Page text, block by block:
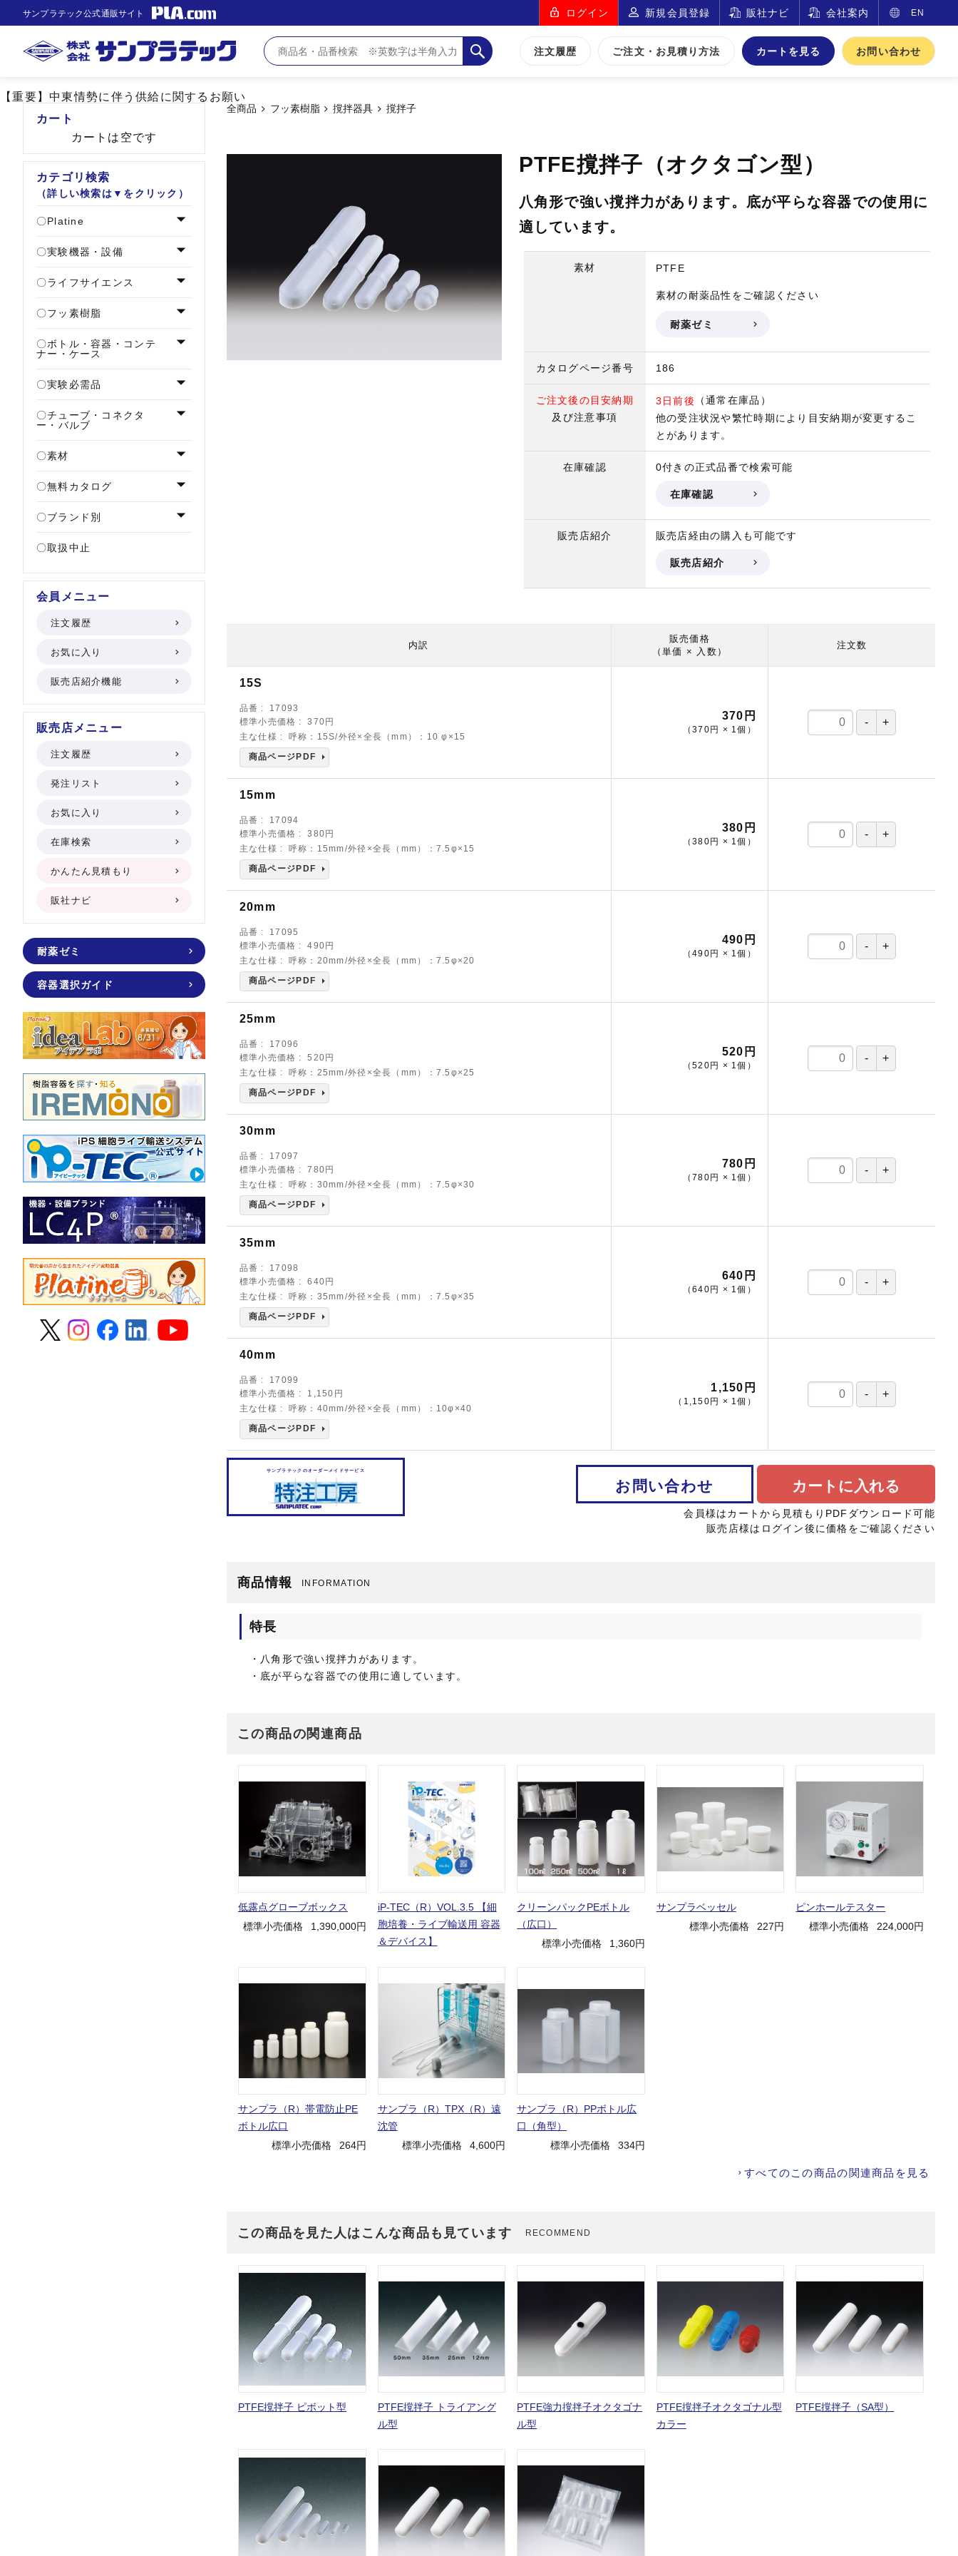
【重要】中東情勢に伴う供給に関するお願い
サンプラテック公式通販サイト ログイン 新規会員登録 販社ナビ 会社案内 EN
注文履歴 ご注文・お見積り方法 カートを見る お問い合わせ
全商品 フッ素樹脂 撹拌器具 撹拌子
PTFE撹拌子（オクタゴン型）
八角形で強い撹拌力があります。底が平らな容器での使用に
適しています。
素材 PTFE
素材の耐薬品性をご確認ください
耐薬ゼミ
カタログページ番号 186
ご注文後の目安納期
及び注意事項
3日前後
（通常在庫品）
他の受注状況や繁忙時期により目安納期が変更するこ
とがあります。
在庫確認 0付きの正式品番で検索可能
在庫確認
販売店紹介 販売店経由の購入も可能です
販売店紹介
内訳
販売価格
（単価 × 入数）
注文数
15S
品番
17093
標準小売価格
370円
主な仕様
呼称：15S/外径×全長（mm）：10 φ×15
商品ページPDF
370円
（370円 × 1個 ）
15mm
品番
17094
標準小売価格
380円
主な仕様
呼称：15mm/外径×全長（mm）：7.5φ×15
商品ページPDF
380円
（380円 × 1個 ）
20mm
品番
17095
標準小売価格
490円
主な仕様
呼称：20mm/外径×全長（mm）：7.5φ×20
商品ページPDF
490円
（490円 × 1個 ）
25mm
品番
17096
標準小売価格
520円
主な仕様
呼称：25mm/外径×全長（mm）：7.5φ×25
商品ページPDF
520円
（520円 × 1個 ）
30mm
品番
17097
標準小売価格
780円
主な仕様
呼称：30mm/外径×全長（mm）：7.5φ×30
商品ページPDF
780円
（780円 × 1個 ）
35mm
品番
17098
標準小売価格
640円
主な仕様
呼称：35mm/外径×全長（mm）：7.5φ×35
商品ページPDF
640円
（640円 × 1個 ）
40mm
品番
17099
標準小売価格
1,150円
主な仕様
呼称：40mm/外径×全長（mm）：10φ×40
商品ページPDF
1,150円
（ 1,150円 × 1個 ）
サンプラテックのオーダーメイドサービス
お問い合わせ カートに入れる
会員様はカートから見積もりPDFダウンロード可能
販売店様はログイン後に価格をご確認ください
商品情報 INFORMATION
特長
・八角形で強い撹拌力があります。
・底が平らな容器での使用に適しています。
この商品の関連商品
低露点グローブボックス
標準小売価格
1,390,000円
iP-TEC（R）VOL.3.5 【細
胞培養・ライブ輸送用 容器
＆デバイス】
クリーンパックPEボトル
（広口）
標準小売価格
1,360円
サンプラベッセル
標準小売価格
227円
ピンホールテスター
標準小売価格
224,000円
サンプラ（R）帯電防止PE
ボトル広口
標準小売価格
264円
サンプラ（R）TPX（R）遠
沈管
標準小売価格
4,600円
サンプラ（R）PPボトル広
口（角型）
標準小売価格
334円
すべてのこの商品の関連商品を見る
この商品を見た人はこんな商品も見ています RECOMMEND
PTFE撹拌子 ピボット型
PTFE撹拌子 トライアング
ル型
PTFE強力撹拌子オクタゴナ
ル型
PTFE撹拌子オクタゴナル型
カラー
PTFE撹拌子（SA型）
カート
カートは空です
カテゴリ検索
（詳しい検索は▼をクリック）
Platine
実験機器・設備
ライフサイエンス
フッ素樹脂
ボトル・容器・コンテ
ナー・ケース
実験必需品
チューブ・コネクタ
ー・バルブ
素材
無料カタログ
ブランド別
取扱中止
会員メニュー
注文履歴
お気に入り
販売店紹介機能
販売店メニュー
注文履歴
発注リスト
お気に入り
在庫検索
かんたん見積もり
販社ナビ
耐薬ゼミ
容器選択ガイド